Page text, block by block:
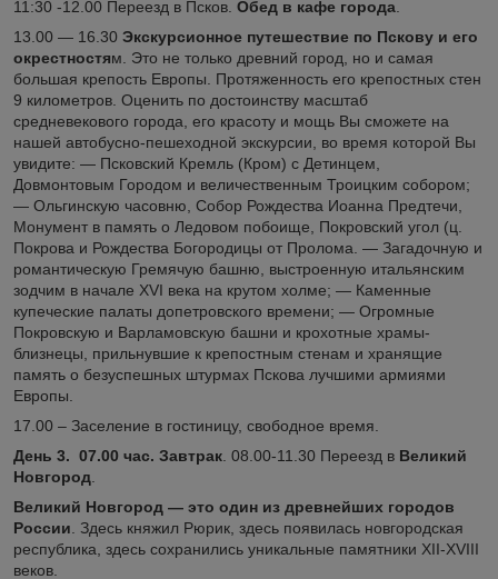
11:30 -12.00 Переезд в Псков. Обед в кафе города
13.00 — 16.30 Экскурсионное путешествие по Пскову и его
окрестностям. Это не только древний город, но и самая
большая крепость Европы. Протяженность его крепостных стен
9 километров. Оценить по достоинству масштаб
средневекового города, его красоту и мощь Вы сможете на
нашей автобусно-пешеходной экскурсии, во время которой Вы
увидите: — Псковский Кремль (Кром) с Детинцем,
Довмонтовым Городом и величественным Троицким собором;
— Ольгинскую часовню, Собор Рождества Иоанна Предтечи,
Монумент в память о Ледовом побоище, Покровский угол (ц.
Покрова и Рождества Богородицы от Пролома. — Загадочную и
романтическую Гремячую башню, выстроенную итальянским
зодчим в начале XVI века на крутом холме; — Каменные
купеческие палаты допетровского времени; — Огромные
Покровскую и Варламовскую башни и крохотные храмы-
близнецы, прильнувшие к крепостным стенам и хранящие
память о безуспешных штурмах Пскова лучшими армиями
Европы.
17.00 – Заселение в гостиницу, свободное время.
День 3. 07.00 час. Завтрак . 08.00-11.30 Переезд в Великий
Новгород
Великий Новгород — это один из древнейших городов
России . Здесь княжил Рюрик, здесь появилась новгородская
республика, здесь сохранились уникальные памятники XII-XVIII
веков.